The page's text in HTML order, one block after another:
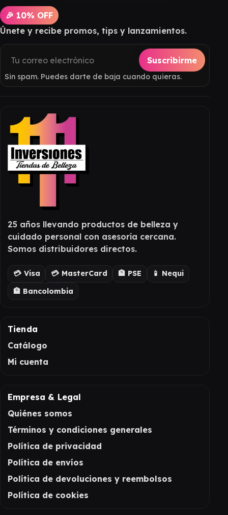
🎉 10% OFF
Únete y recibe promos, tips y lanzamientos.
Suscribirme
Sin spam. Puedes darte de baja cuando quieras.
25 años llevando productos de belleza y
cuidado personal con asesoría cercana.
Somos distribuidores directos.
💳 Visa 💳 MasterCard 🏦 PSE
📱 Nequi
🏦 Bancolombia
Tienda
Catálogo
Mi cuenta
Empresa & Legal
Quiénes somos
Términos y condiciones generales
Política de privacidad
Política de envíos
Política de devoluciones y reembolsos
Política de cookies